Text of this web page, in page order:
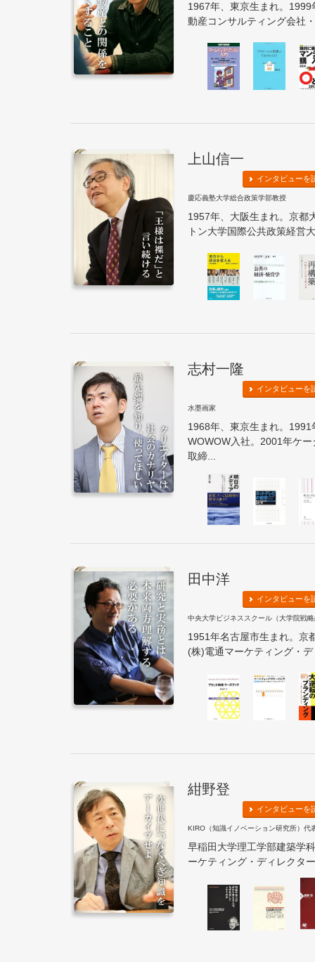
1967年、東京生まれ。
動産コンサルティング会社
上山信一
インタビューを
慶応義塾大学総合政策学部教授
1957年、大阪生まれ。京都
トン大学国際公共政策経営
志村一隆
インタビューを
水墨画家
1968年、東京生まれ。
WOWOW入社。2001年ケ
取締...
田中洋
インタビューを
中央大学ビジネススクール（大学院戦
1951年名古屋市生まれ。京
(株)電通マーケティング・
紺野登
インタビューを
KIRO（知識イノベーション研究所）代
早稲田大学理工学部建築学
ーケティング・ディレクタ